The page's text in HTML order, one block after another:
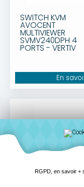
SWITCH KVM
AVOCENT
MULTIVIEWER
SVMV240DPH 4
PORTS - VERTIV
En
SWITCH KVM-IP
AVOCENT
RGPD, en savoir +